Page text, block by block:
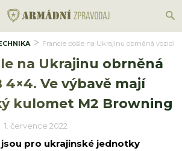
Francie pošle na Ukrajinu obrněná
na Ukrajinu obrněná
4×4. Ve výbavě mají
kulomet M2 Browning
1. července 2022
pro ukrajinské jednotky